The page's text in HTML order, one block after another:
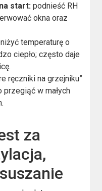
start: podnieść RH
okna oraz
temperaturę o
ciepło; często daje
ręczniki na grzejniku”
przegiąć w małych
za